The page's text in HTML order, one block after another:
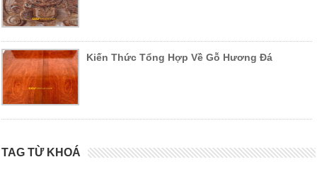
Kiến Thức Tổng Hợp Về Gỗ Hương Đá
TAG TỪ KHOÁ